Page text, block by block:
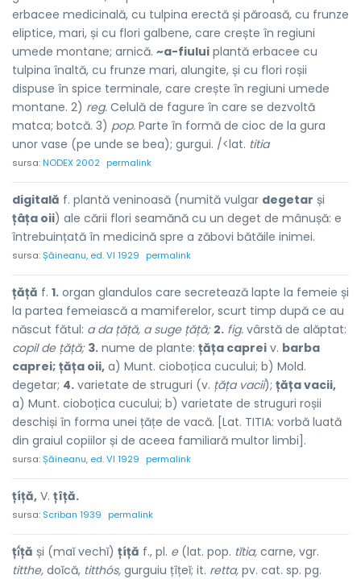
erbacee medicinală, cu tulpina erectă și păroasă, cu frunze
eliptice, mari, și cu flori galbene, care crește în regiuni
umede montane; arnică. ~a-fiului plantă erbacee cu
tulpina înaltă, cu frunze mari, alungite, și cu flori roșii
dispuse în spice terminale, care crește în regiuni umede
montane. 2) reg. Celulă de fagure în care se dezvoltă
matca; botcă. 3) pop. Parte în formă de cioc de la gura
unor vase (pe unde se bea); gurgui. /<lat. titia
sursa:NODEX 2002 permalink
digitală f. plantă veninoasă (numită vulgar degetar și
țâța oii) ale cării flori seamănă cu un deget de mânușă: e
întrebuințată în medicină spre a zăbovi bătăile inimei.
sursa:Șăineanu, ed. VI 1929 permalink
țăță f. 1. organ glandulos care secretează lapte la femeie și
la partea femeiască a mamiferelor, scurt timp după ce au
născut fătul: a da țăță, a suge țăță; 2. fig. vârstă de alăptat:
copil de țăță; 3. nume de plante: țăța caprei v. barba
caprei; țăța oii, a) Munt. cioboțica cucului; b) Mold.
degetar; 4. varietate de struguri (v. țăța vacii); țăța vacii,
a) Munt. cioboțica cucului; b) varietate de struguri roșii
deschiși în forma unei țățe de vacă. [Lat. TITIA: vorbă luată
din graiul copiilor și de aceea familiară multor limbi].
sursa:Șăineanu, ed. VI 1929 permalink
țíță, V. țîță.
sursa: Scriban 1939 permalink
țî́ță și (maĭ vechĭ) țíță f., pl. e(lat. pop. tĭtia, carne, vgr.
titthe, doĭcă, titthós, gurguiu țîțeĭ; it. retta, pv. cat. sp. pg.